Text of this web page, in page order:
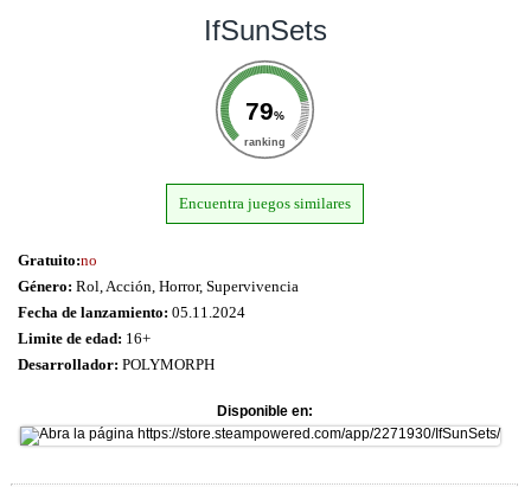
IfSunSets
79%
ranking
Encuentra juegos similares
Gratuito:no
Género: Rol, Acción, Horror, Supervivencia
Fecha de lanzamiento: 05.11.2024
Limite de edad: 16+
Desarrollador: POLYMORPH
Disponible en: